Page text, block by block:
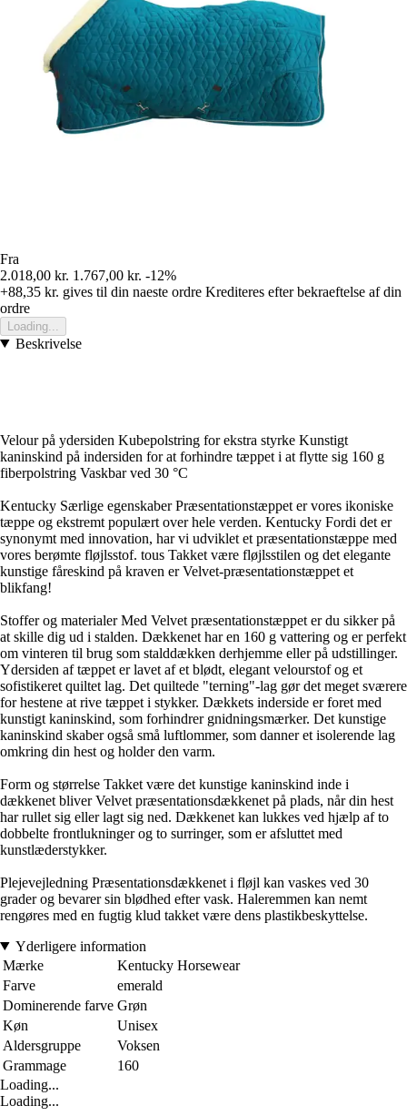
Fra
2.018,00 kr. 1.767,00 kr. -12%
+88,35 kr. gives til din naeste ordre Krediteres efter bekraeftelse af din
ordre
Loading...
Beskrivelse
Velour på ydersiden Kubepolstring for ekstra styrke Kunstigt
kaninskind på indersiden for at forhindre tæppet i at flytte sig 160 g
fiberpolstring Vaskbar ved 30 °C
Kentucky Særlige egenskaber Præsentationstæppet er vores ikoniske
tæppe og ekstremt populært over hele verden. Kentucky Fordi det er
synonymt med innovation, har vi udviklet et præsentationstæppe med
vores berømte fløjlsstof. tous Takket være fløjlsstilen og det elegante
kunstige fåreskind på kraven er Velvet-præsentationstæppet et
blikfang!
Stoffer og materialer Med Velvet præsentationstæppet er du sikker på
at skille dig ud i stalden. Dækkenet har en 160 g vattering og er perfekt
om vinteren til brug som stalddækken derhjemme eller på udstillinger.
Ydersiden af tæppet er lavet af et blødt, elegant velourstof og et
sofistikeret quiltet lag. Det quiltede "terning"-lag gør det meget sværere
for hestene at rive tæppet i stykker. Dækkets inderside er foret med
kunstigt kaninskind, som forhindrer gnidningsmærker. Det kunstige
kaninskind skaber også små luftlommer, som danner et isolerende lag
omkring din hest og holder den varm.
Form og størrelse Takket være det kunstige kaninskind inde i
dækkenet bliver Velvet præsentationsdækkenet på plads, når din hest
har rullet sig eller lagt sig ned. Dækkenet kan lukkes ved hjælp af to
dobbelte frontlukninger og to surringer, som er afsluttet med
kunstlæderstykker.
Plejevejledning Præsentationsdækkenet i fløjl kan vaskes ved 30
grader og bevarer sin blødhed efter vask. Haleremmen kan nemt
rengøres med en fugtig klud takket være dens plastikbeskyttelse.
Yderligere information
Mærke
Kentucky Horsewear
Farve
emerald
Dominerende farve Grøn
Køn
Unisex
Aldersgruppe
Voksen
Grammage
160
Loading...
Loading...